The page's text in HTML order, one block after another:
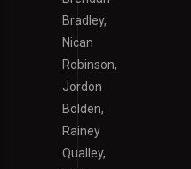
Bradley,
Nican
Robinson,
Jordon
Bolden,
Rainey
Qualley,